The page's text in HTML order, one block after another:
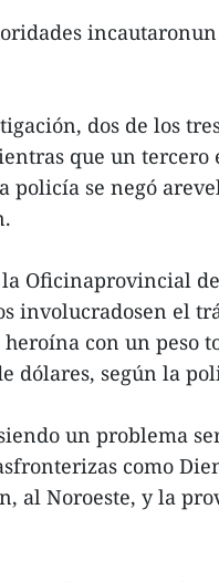
dos de los
que un tercero
policía se negó
Oficinaprovincial
involucradosen el
con un peso
dólares, según la
un problema
como
al Noroeste, y la